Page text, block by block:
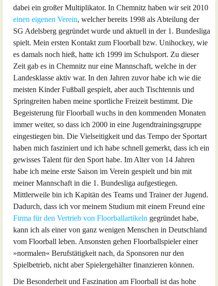
dabei ein großer Multiplikator. In Chemnitz haben wir seit 2010
einen eigenen Verein, welcher bereits 1998 als Abteilung der
SG Adelsberg gegründet wurde und aktuell in der 1. Bundesliga
spielt. Mein ersten Kontakt zum Floorball bzw. Unihockey, wie
es damals noch hieß, hatte ich 1999 im Schulsport. Zu dieser
Zeit gab es in Chemnitz nur eine Mannschaft, welche in der
Landesklasse aktiv war. In den Jahren zuvor habe ich wie die
meisten Kinder Fußball gespielt, aber auch Tischtennis und
Springreiten haben meine sportliche Freizeit bestimmt. Die
Begeisterung für Floorball wuchs in den kommenden Monaten
immer weiter, so dass ich 2000 in eine Jugendtrainingsgruppe
eingestiegen bin. Die Vielseitigkeit und das Tempo der Sportart
haben mich fasziniert und ich habe schnell gemerkt, dass ich ein
gewisses Talent für den Sport habe. Im Alter von 14 Jahren
habe ich meine erste Saison im Verein gespielt und bin mit
meiner Mannschaft in die 1. Bundesliga aufgestiegen.
Mittlerweile bin ich Kapitän des Teams und Trainer der Jugend.
Dadurch, dass ich vor meinem Studium mit einem Freund eine
Firma für den Vertrieb von Floorballartikeln gegründet habe,
kann ich als einer von ganz wenigen Menschen in Deutschland
vom Floorball leben. Ansonsten gehen Floorballspieler einer
»normalen« Berufstätigkeit nach, da Sponsoren nur den
Spielbetrieb, nicht aber Spielergehälter finanzieren können.
Die Besonderheit und Faszination am Floorball ist das hohe